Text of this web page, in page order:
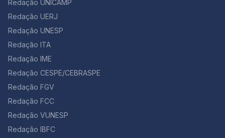
normalização do casamento infantil em diversas
culturas é pauta de direitos das crianças. RELAÇÃO
MÃE-FILHO Durante toda a série e livro, a protagonista
June vive em busca de sua filha, tirada de sua guarda
ao tornar-se uma Aia. Agora novamente grávida para
faz de tudo para tirá-lo do país. Vemos a força da
maternidade e do laço mãe-filho, pelo qual ela arrisca
sua vida em diversos momentos em um regime
totalitário. TORTURA E MUTILAÇÃO Após episódios de
rebelião das mulheres, oficiais torturam as mesmas
com castigos desumanos. Em caso de leitura ou escrita
ocorre com Serena). Em casos mais graves, como o
Redação UNICAMP
Redação UERJ
Redação UNESP
Redação ITA
Redação IME
Redação CESPE/CEBRASPE
Redação FGV
Redação FCC
Redação VUNESP
Redação IBFC